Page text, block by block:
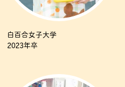
白百合女子大学
2023年卒